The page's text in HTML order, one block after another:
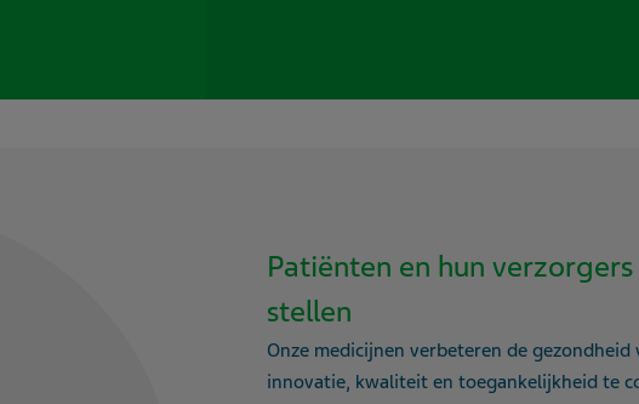
Patiënten en hun
stellen
Onze medicijnen verbeteren de
innovatie, kwaliteit en toegankelijkheid te